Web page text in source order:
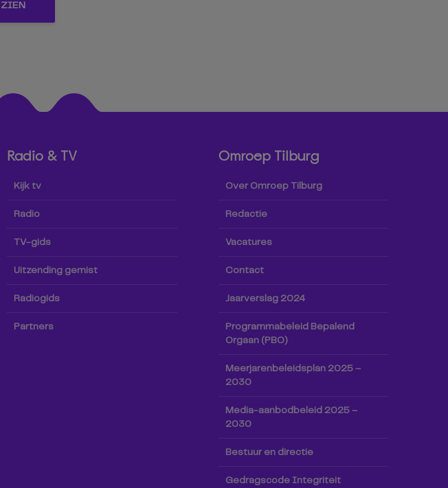
ZIEN
Radio & TV
Kijk tv
Radio
TV-gids
Uitzending gemist
Radiogids
Partners
Omroep Tilburg
Over Omroep Tilburg
Redactie
Vacatures
Contact
Jaarverslag 2024
Programmabeleid Bepalend
Orgaan (PBO)
Meerjarenbeleidsplan 2025 –
2030
Media-aanbodbeleid 2025 –
2030
Bestuur en directie
Gedragscode Integriteit